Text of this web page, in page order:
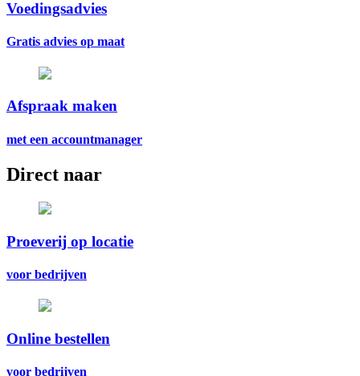
Voedingsadvies
Gratis advies op maat
Afspraak maken
met een accountmanager
Direct naar
Proeverij op locatie
voor bedrijven
Online bestellen
voor bedrijven